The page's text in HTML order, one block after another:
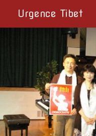
Urgence Tibet